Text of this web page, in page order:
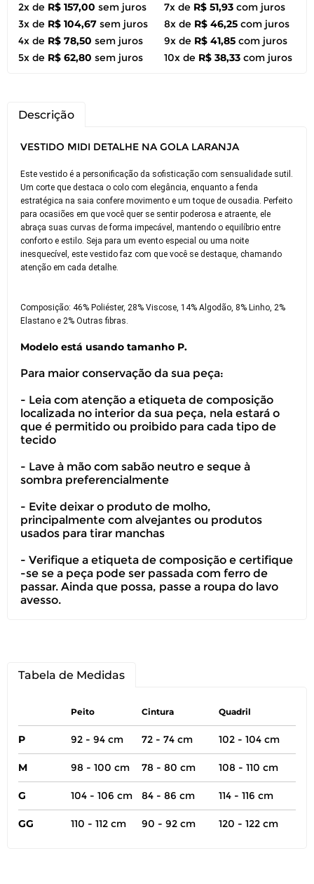
2x de R$ 157,00 sem juros
3x de R$ 104,67 sem juros
4x de R$ 78,50 sem juros
5x de R$ 62,80 sem juros
7x de R$ 51,93 com juros
8x de R$ 46,25 com juros
9x de R$ 41,85 com juros
10x de R$ 38,33 com juros
Descrição
VESTIDO MIDI DETALHE NA GOLA LARANJA
Este vestido é a personificação da sofisticação com sensualidade sutil.
Um corte que destaca o colo com elegância, enquanto a fenda
estratégica na saia confere movimento e um toque de ousadia. Perfeito
para ocasiões em que você quer se sentir poderosa e atraente, ele
abraça suas curvas de forma impecável, mantendo o equilíbrio entre
conforto e estilo. Seja para um evento especial ou uma noite
inesquecível, este vestido faz com que você se destaque, chamando
atenção em cada detalhe.
Composição: 46% Poliéster, 28% Viscose, 14% Algodão, 8% Linho, 2%
Elastano e 2% Outras fibras.
Modelo está usando tamanho P.
Para maior conservação da sua peça:
- Leia com atenção a etiqueta de composição
localizada no interior da sua peça, nela estará o
que é permitido ou proibido para cada tipo de
tecido
- Lave à mão com sabão neutro e seque à
sombra preferencialmente
- Evite deixar o produto de molho,
principalmente com alvejantes ou produtos
usados para tirar manchas
- Verifique a etiqueta de composição e certifique
-se se a peça pode ser passada com ferro de
passar. Ainda que possa, passe a roupa do lavo
avesso.
Tabela de Medidas
Peito Cintura Quadril
P 92 - 94 cm 72 - 74 cm 102 - 104 cm
M 98 - 100 cm 78 - 80 cm 108 - 110 cm
G 104 - 106 cm 84 - 86 cm 114 - 116 cm
GG 110 - 112 cm 90 - 92 cm 120 - 122 cm